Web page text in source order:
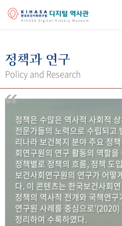
걸어온 길 기관 변천사
연구 역사
정책과 연구 키워드로 보는 연구
간행물 변천사
기록물 아카이브
사진 아카이브 문서 기록물
50+1주년 기념
정책과 연구
Policy and Research
정책은 수많은 역사적 사회적
전문가들의 노력으로 수립되고
리나라 보건복지 분야 주요 정
회연구원의 연구 활동의 역할
정책별로 정책의 흐름, 정책 도
보건사회연구원의 연구가 어떻
다. 이 콘텐츠는 한국보건사회
정책의 역사적 전개와 국책연
연구원 사례를 중심으로
정리하여 수록하였다.